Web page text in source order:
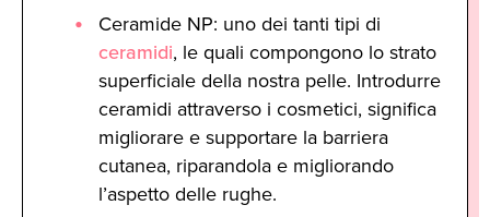
Ceramide NP: uno dei tanti tipi di
ceramidi, le quali compongono lo strato
superficiale della nostra pelle. Introdurre
ceramidi attraverso i cosmetici, significa
migliorare e supportare la barriera
cutanea, riparandola e migliorando
l’aspetto delle rughe.